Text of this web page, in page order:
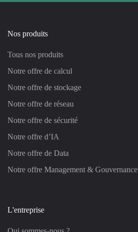
Nos produits
Tous nos produits
Notre offre de calcul
Notre offre de stockage
Notre offre de réseau
Notre offre de sécurité
Notre offre d’IA
Notre offre de Data
Notre offre Management & Gouvernance
L'entreprise